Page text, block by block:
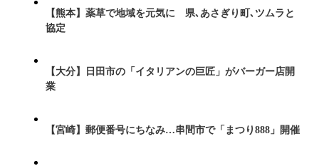
【熊本】薬草で地域を元気に 県､あさぎり町､ツムラと
協定
【大分】日田市の「イタリアンの巨匠」がバーガー店開
業
【宮崎】郵便番号にちなみ…串間市で「まつり888」開催